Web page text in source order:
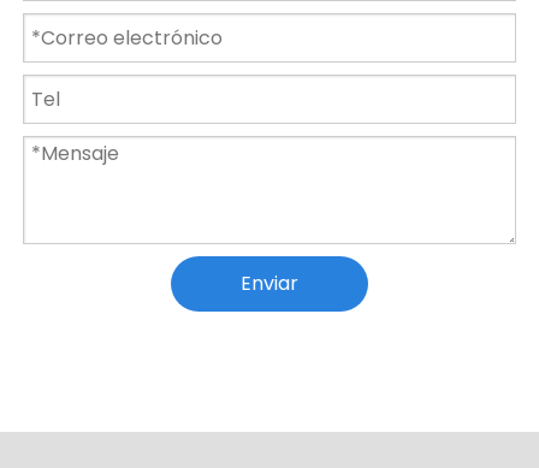
Enviar